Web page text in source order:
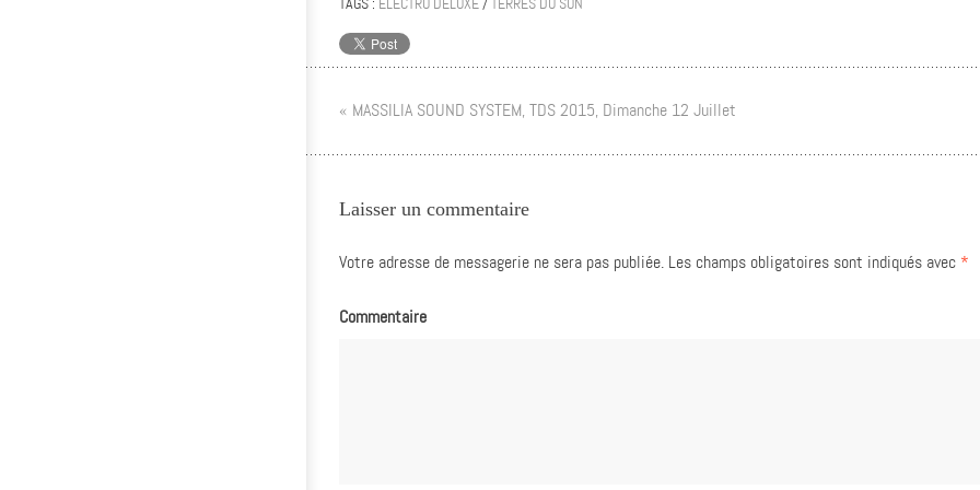
« MASSILIA SOUND SYSTEM, TDS 2015, Dimanche 12 Juillet
Laisser un commentaire
Votre adresse de messagerie ne sera pas publiée. Les champs obligatoires sont indiqués avec *
Commentaire